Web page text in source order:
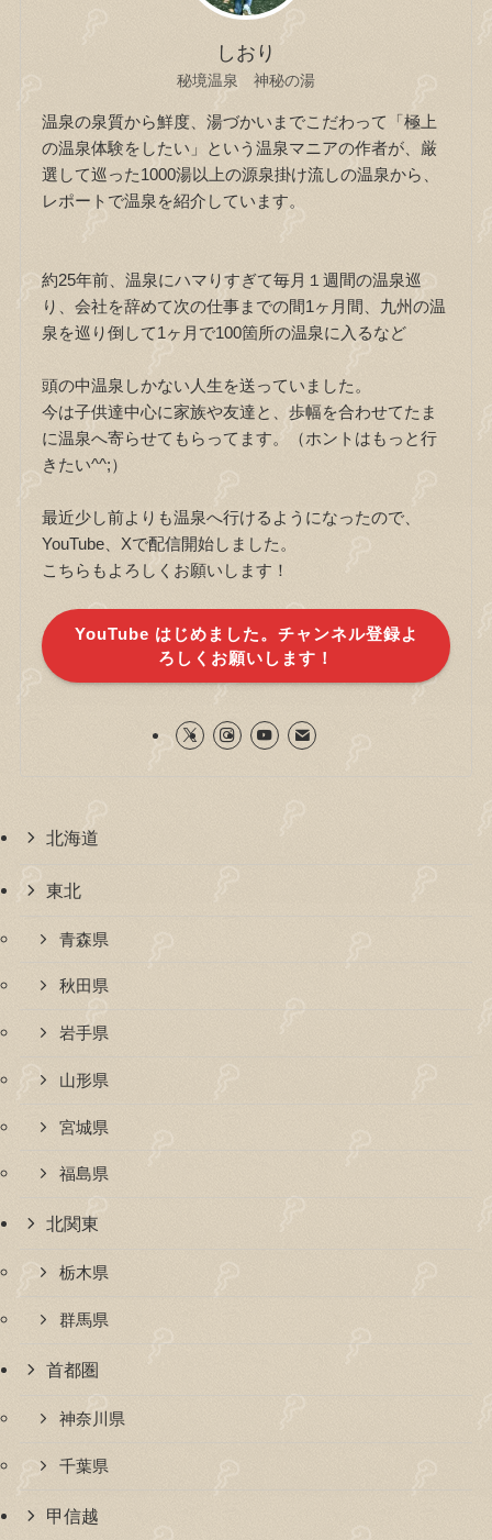
しおり
秘境温泉 神秘の湯
温泉の泉質から鮮度、湯づかいまでこだわって「極上
の温泉体験をしたい」という温泉マニアの作者が、厳
選して巡った1000湯以上の源泉掛け流しの温泉から、
レポートで温泉を紹介しています。
約25年前、温泉にハマりすぎて毎月１週間の温泉巡
り、会社を辞めて次の仕事までの間1ヶ月間、九州の温
泉を巡り倒して1ヶ月で100箇所の温泉に入るなど
頭の中温泉しかない人生を送っていました。
今は子供達中心に家族や友達と、歩幅を合わせてたま
に温泉へ寄らせてもらってます。（ホントはもっと行
きたい^^;）
最近少し前よりも温泉へ行けるようになったので、
YouTube、Xで配信開始しました。
こちらもよろしくお願いします！
YouTube はじめました。チャンネル登録よ
ろしくお願いします！
北海道
東北
青森県
秋田県
岩手県
山形県
宮城県
福島県
北関東
栃木県
群馬県
首都圏
神奈川県
千葉県
甲信越